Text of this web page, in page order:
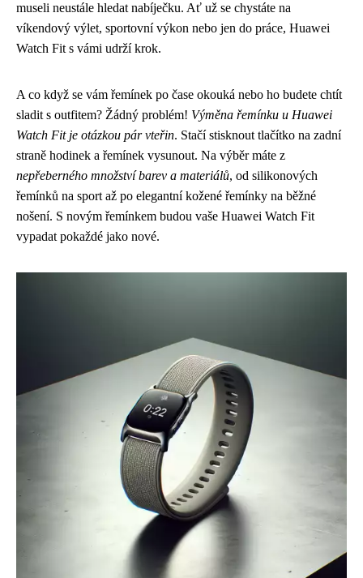
museli neustále hledat nabíječku. Ať už se chystáte na
víkendový výlet, sportovní výkon nebo jen do práce, Huawei
Watch Fit s vámi udrží krok.
A co když se vám řemínek po čase okouká nebo ho budete chtít
sladit s outfitem? Žádný problém! Výměna řemínku u Huawei
Watch Fit je otázkou pár vteřin. Stačí stisknout tlačítko na zadní
straně hodinek a řemínek vysunout. Na výběr máte z
nepřeberného množství barev a materiálů, od silikonových
řemínků na sport až po elegantní kožené řemínky na běžné
nošení. S novým řemínkem budou vaše Huawei Watch Fit
vypadat pokaždé jako nové.